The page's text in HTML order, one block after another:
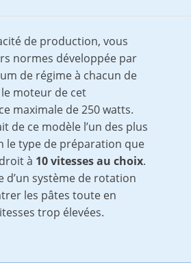
de production, vous
normes développée par
de régime à chacun de
moteur de cet
maximale de 250 watts.
de ce modèle l’un des plus
le type de préparation que
à 10 vitesses au choix.
système de rotation
les pâtes toute en
trop élevées.